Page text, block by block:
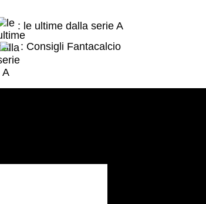
: le ultime dalla serie A
: Consigli Fantacalcio